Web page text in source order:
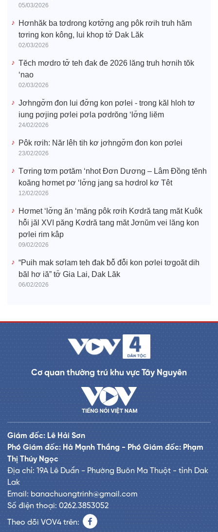
05/03/2026
Hơnhăk ba tơdrong kơtơ̆ng ang pôk rơih truh hăm
tơring kon kông, lui khop tơ̆ Dak Lăk
02/03/2026
Tĕch mơdro tơ̆ teh đak đe 2026 lăng truh hơnih tŏk
‘nao
02/03/2026
Jơhngơ̆m đon lui đơ̆ng kon pơlei - trong kăl hloh tơ
iung pơjing pơlei pơla pơdrŏng ‘lơ̆ng liĕm
24/02/2026
Pôk rơih: Năr lêh tih kơ jơhngơ̆m đon kon pơlei
23/02/2026
Tơring tơm pơtăm ‘nhot Đơn Dương – Lâm Đồng tĕnh
koăng hơmet pơ ‘lơ̆ng jang sa hơdrol kơ Têt
12/02/2026
Hơmet ‘lơ̆ng ăn ‘măng pôk rơih Kơdră tang măt Kuôk
hô̆i jăl XVI păng Kơdră tang măt Jơnŭm vei lăng kon
pơlei rim kâp
09/02/2026
“Puih mak sơlam teh đak ƀô̆ đô̆i kon pơlei tơgoăt dih
băl hơ iă” tơ̆ Gia Lai, Dak Lăk
06/02/2026
Cơ quan thường trú khu vực Tây Nguyên
Giám đốc: Lê Hải Sơn
Phó Giám đốc: Hà Mạnh Thắng - Phó Giám đốc: Phạm
Thị Thúy Ngọc
Địa chỉ: 19A Lê Duẩn - Phường Buôn Ma Thuột - tỉnh Dak
Lak
Email: banachuongtrinh@gmail.com
Số điện thoại: 0262.3853052
Theo dõi VOV4 trên: